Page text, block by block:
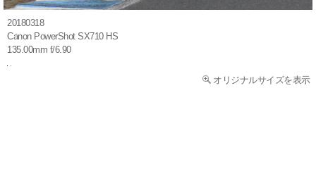
20180318
Canon PowerShot SX710 HS
135.00mm f/6.90
オリジナルサイズを表示